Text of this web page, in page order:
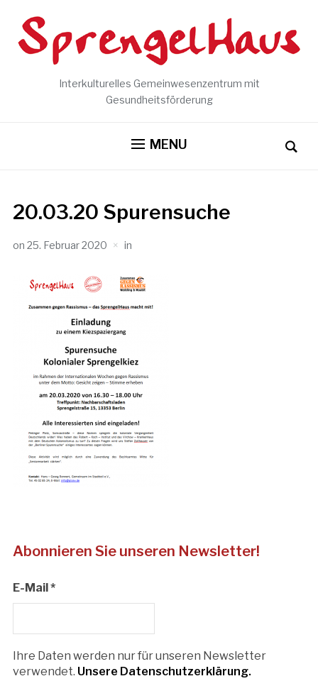
Interkulturelles Gemeinwesenzentrum mit
Gesundheitsförderung
MENU
20.03.20 Spurensuche
on 25. Februar 2020 in
Abonnieren Sie unseren Newsletter!
E-Mail*
Ihre Daten werden nur für unseren Newsletter
verwendet. Unsere Datenschutzerklärung.